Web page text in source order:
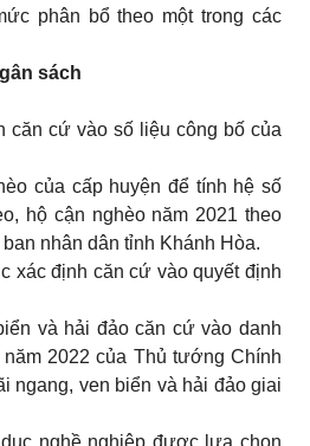
phân bổ theo một trong các
sách
căn cứ vào số liệu công bố của
của cấp huyện để tính hệ số
hộ cận nghèo năm 2021 theo
nhân dân tỉnh Khánh Hòa.
xác định căn cứ vào quyết định
và hải đảo căn cứ vào danh
2022 của Thủ tướng Chính
ngang, ven biển và hải đảo giai